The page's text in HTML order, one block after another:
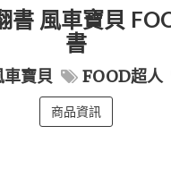
風車寶貝
書
車寶貝 FOOD超人
商品資訊